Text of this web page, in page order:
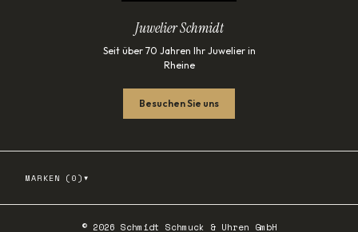
Juwelier Schmidt
Seit über 70 Jahren Ihr Juwelier in
Rheine
Besuchen Sie uns
MARKEN ( 0 ) ▾
© 2026 Schmidt Schmuck & Uhren GmbH